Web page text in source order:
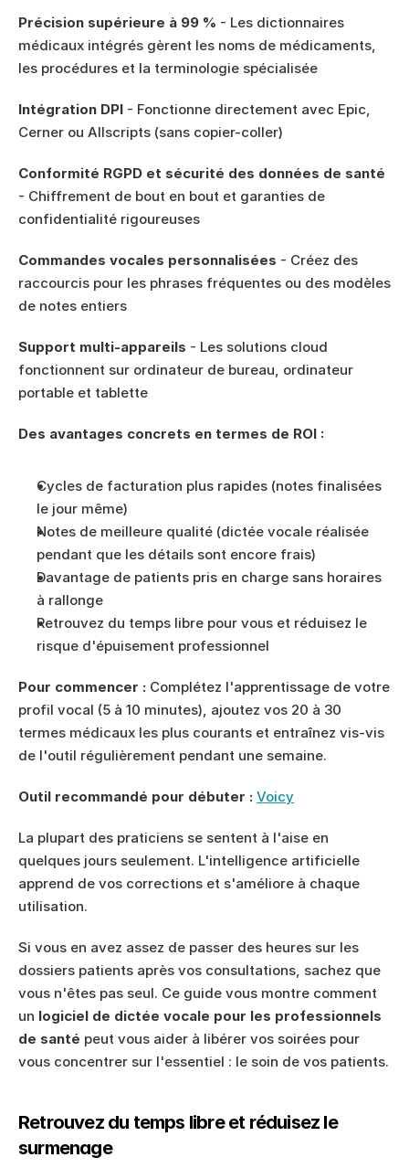
Précision supérieure à 99 % - Les dictionnaires
médicaux intégrés gèrent les noms de médicaments,
les procédures et la terminologie spécialisée
Intégration DPI - Fonctionne directement avec Epic,
Cerner ou Allscripts (sans copier-coller)
Conformité RGPD et sécurité des données de santé
- Chiffrement de bout en bout et garanties de
confidentialité rigoureuses
Commandes vocales personnalisées - Créez des
raccourcis pour les phrases fréquentes ou des modèles
de notes entiers
Support multi-appareils - Les solutions cloud
fonctionnent sur ordinateur de bureau, ordinateur
portable et tablette
Des avantages concrets en termes de ROI :
Cycles de facturation plus rapides (notes finalisées
le jour même)
Notes de meilleure qualité (dictée vocale réalisée
pendant que les détails sont encore frais)
Davantage de patients pris en charge sans horaires
à rallonge
Retrouvez du temps libre pour vous et réduisez le
risque d'épuisement professionnel
Pour commencer : Complétez l'apprentissage de votre
profil vocal (5 à 10 minutes), ajoutez vos 20 à 30
termes médicaux les plus courants et entraînez vis-vis
de l'outil régulièrement pendant une semaine.
Outil recommandé pour débuter : Voicy
La plupart des praticiens se sentent à l'aise en
quelques jours seulement. L'intelligence artificielle
apprend de vos corrections et s'améliore à chaque
utilisation.
Si vous en avez assez de passer des heures sur les
dossiers patients après vos consultations, sachez que
vous n'êtes pas seul. Ce guide vous montre comment
un logiciel de dictée vocale pour les professionnels
de santé peut vous aider à libérer vos soirées pour
vous concentrer sur l'essentiel : le soin de vos patients.
Retrouvez du temps libre et réduisez le
surmenage